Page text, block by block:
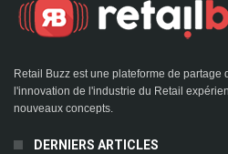
Retail Buzz est une plateforme de partage
l'innovation de l'industrie du Retail
nouveaux concepts.
DERNIERS ARTICLES